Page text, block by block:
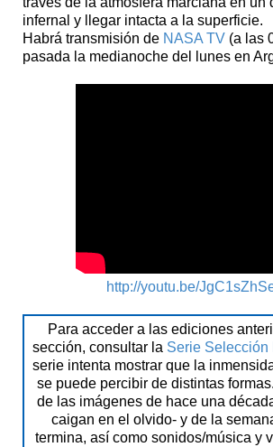
infernal y llegar intacta a la superficie.
Habrá transmisión de NASA TV (a las
pasada la medianoche del lunes en
http://youtu.be/
Para acceder a las ediciones
sección, consultar la Serie Selección
serie intenta mostrar que la
se puede percibir de distintas
de las imágenes de hace una
caigan en el olvido- y de la
termina, así como sonidos/música y